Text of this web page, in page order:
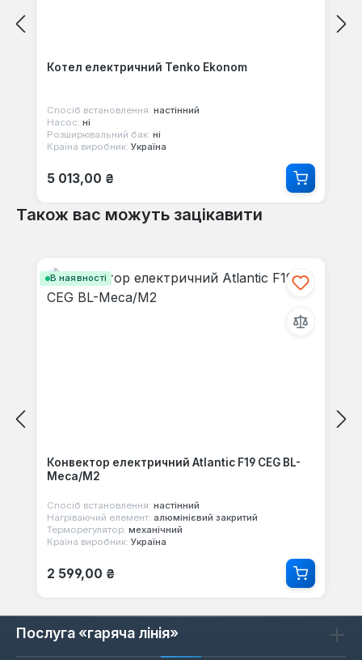
Котел електричний Tenko Ekonom
Спосіб встановлення: настінний
Насос: ні
Розширювальний бак: ні
Країна виробник: Україна
Звичайна ціна:
5 013,00 ₴
Також вас можуть зацікавити
В наявності
Конвектор електричний Atlantic F19 CEG BL-
Meca/M2
Спосіб встановлення: настінний
Нагріваючий елемент: алюмінієвий закритий
Терморегулятор: механічний
Країна виробник: Україна
Звичайна ціна:
2 599,00 ₴
Послуга «гаряча лінія»